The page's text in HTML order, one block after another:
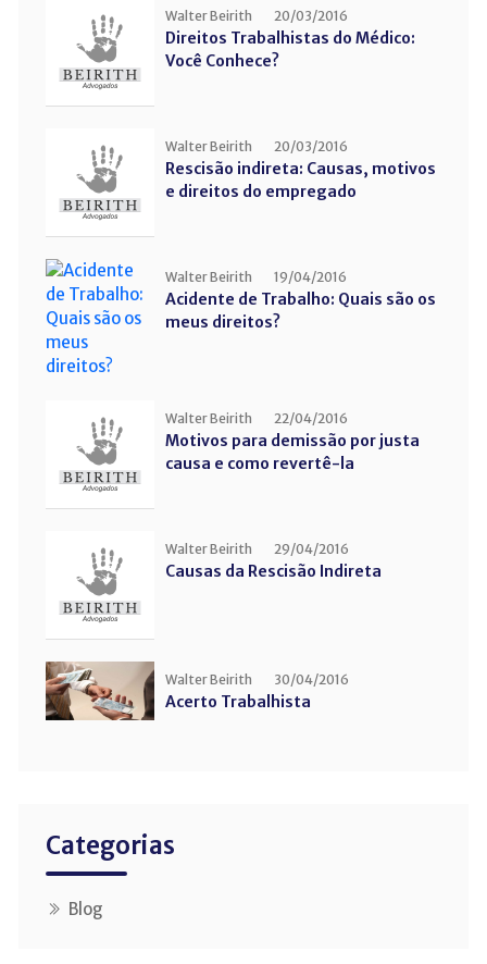
Walter Beirith 20/03/2016
Direitos Trabalhistas do Médico:
Você Conhece?
Walter Beirith 20/03/2016
Rescisão indireta: Causas, motivos
e direitos do empregado
Walter Beirith 19/04/2016
Acidente de Trabalho: Quais são os
meus direitos?
Walter Beirith 22/04/2016
Motivos para demissão por justa
causa e como revertê-la
Walter Beirith 29/04/2016
Causas da Rescisão Indireta
Walter Beirith 30/04/2016
Acerto Trabalhista
Categorias
Blog